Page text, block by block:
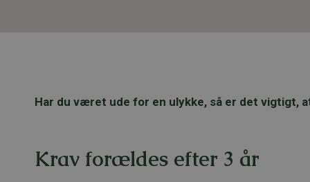
Har du været ude for en ulykke, så er det vigtigt,
Krav forældes efter 3 år